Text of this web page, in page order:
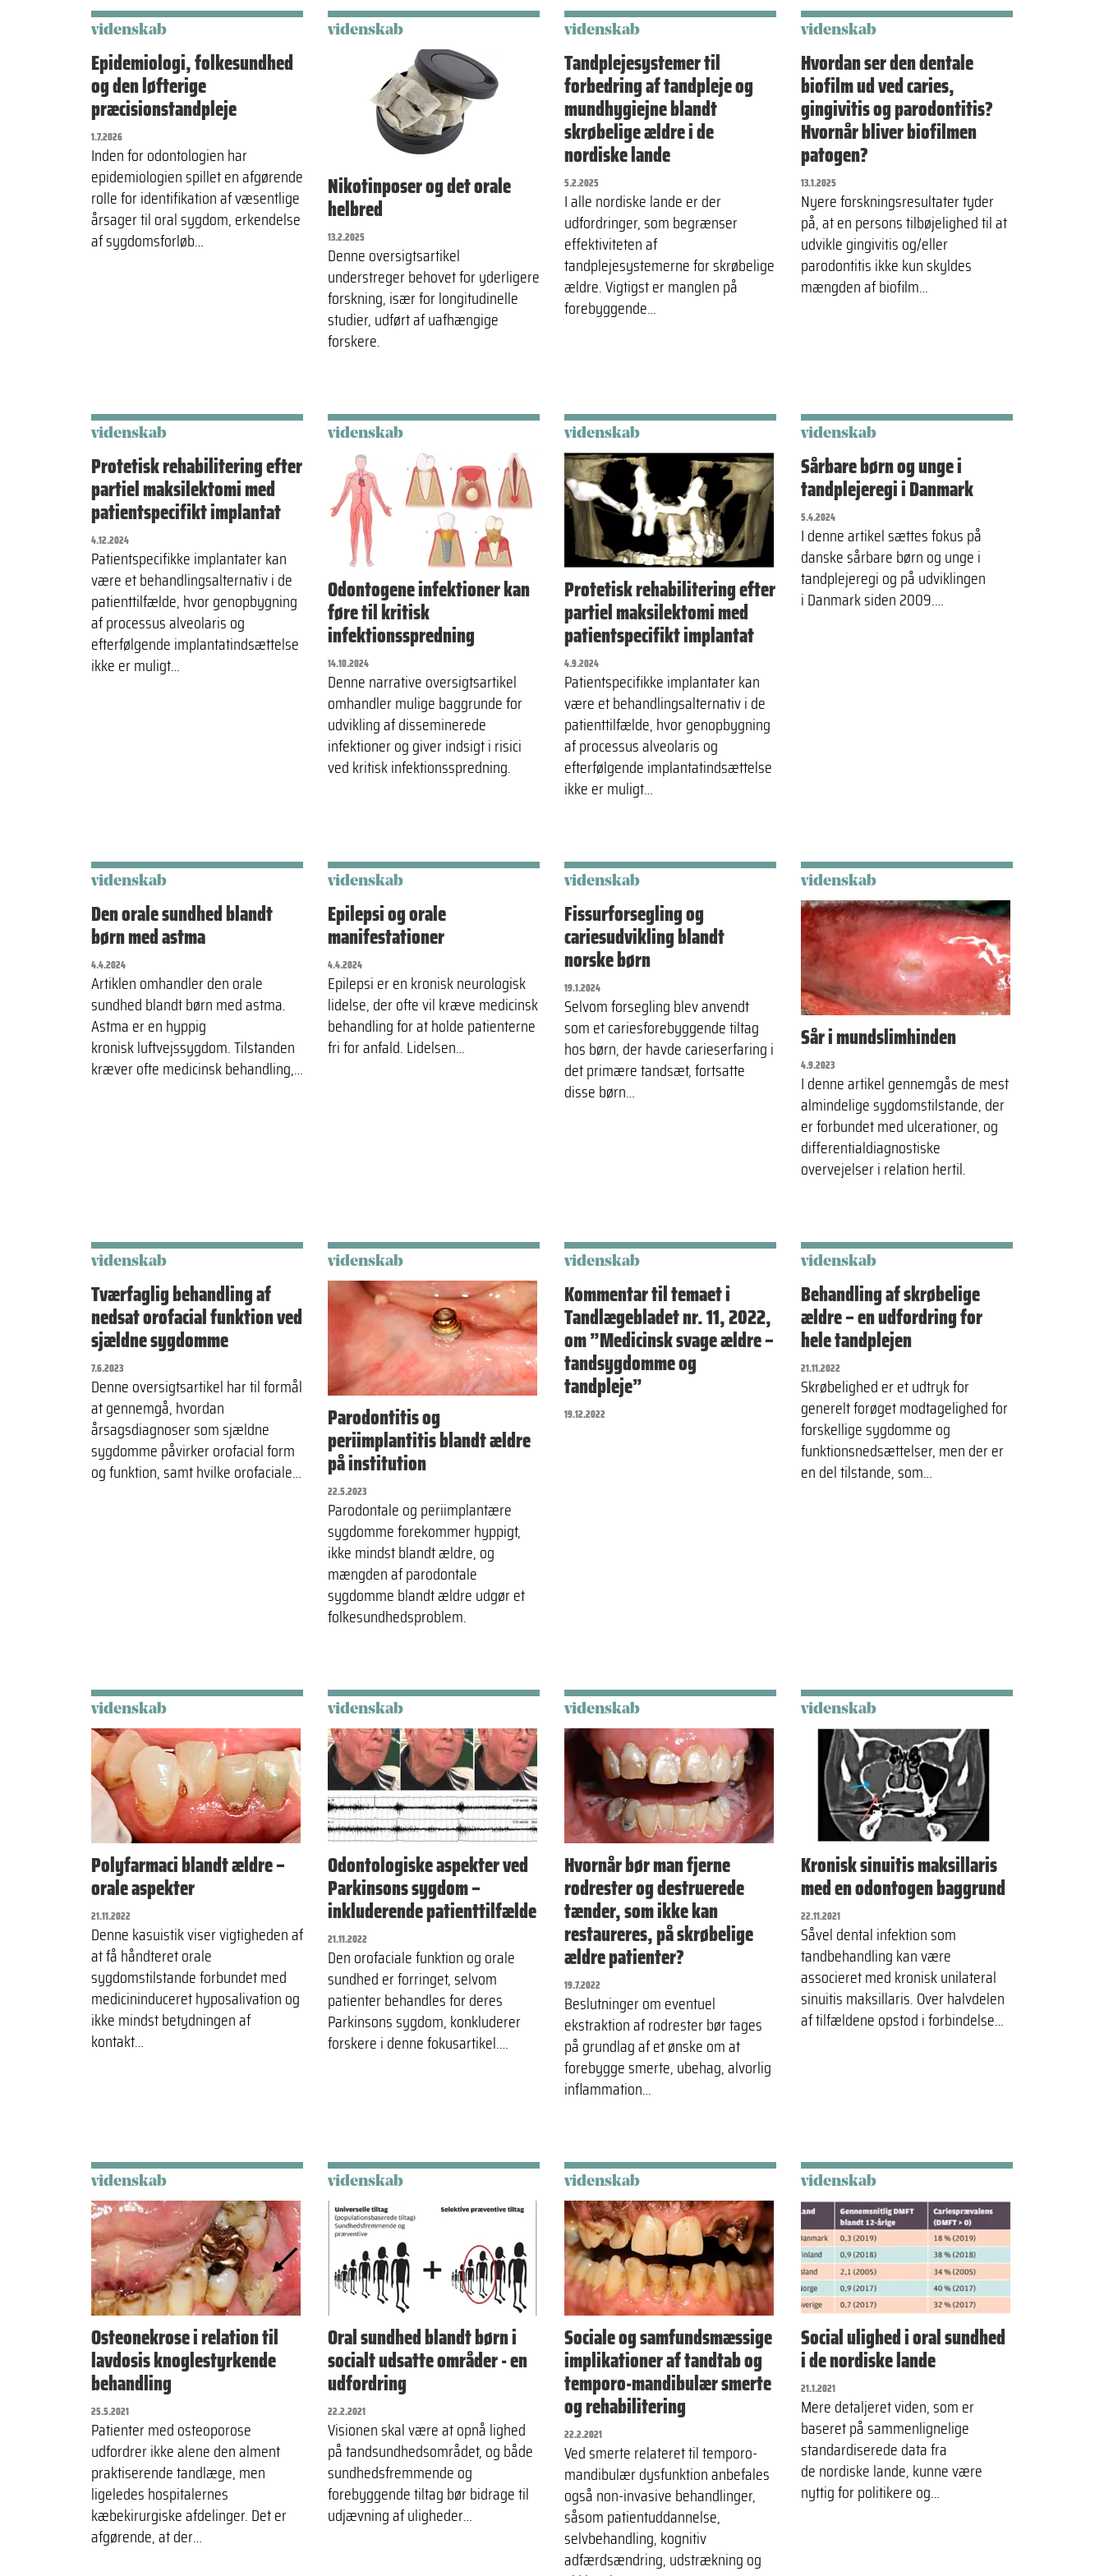
videnskab
Epidemiologi, folkesundhed
og den løfterige
præcisionstandpleje
1.7.2026
Inden for odontologien har
epidemiologien spillet en afgørende
rolle for identifikation af væsentlige
årsager til oral sygdom, erkendelse
af sygdomsforløb…
videnskab
Nikotinposer og det orale
helbred
13.2.2025
Denne oversigtsartikel
understreger behovet for yderligere
forskning, især for longitudinelle
studier, udført af uafhængige
forskere.
videnskab
Tandplejesystemer til
forbedring af tandpleje og
mundhygiejne blandt
skrøbelige ældre i de
nordiske lande
5.2.2025
I alle nordiske lande er der
udfordringer, som begrænser
effektiviteten af
tandplejesystemerne for skrøbelige
ældre. Vigtigst er manglen på
forebyggende…
videnskab
Hvordan ser den dentale
biofilm ud ved caries,
gingivitis og parodontitis?
Hvornår bliver biofilmen
patogen?
13.1.2025
Nyere forskningsresultater tyder
på, at en persons tilbøjelighed til at
udvikle gingivitis og/eller
parodontitis ikke kun skyldes
mængden af biofilm…
videnskab
Protetisk rehabilitering efter
partiel maksilektomi med
patientspecifikt implantat
4.12.2024
Patientspecifikke implantater kan
være et behandlingsalternativ i de
patienttilfælde, hvor genopbygning
af processus alveolaris og
efterfølgende implantatindsættelse
ikke er muligt…
videnskab
Odontogene infektioner kan
føre til kritisk
infektionsspredning
14.10.2024
Denne narrative oversigtsartikel
omhandler mulige baggrunde for
udvikling af disseminerede
infektioner og giver indsigt i risici
ved kritisk infektionsspredning.
videnskab
Protetisk rehabilitering efter
partiel maksilektomi med
patientspecifikt implantat
4.9.2024
Patientspecifikke implantater kan
være et behandlingsalternativ i de
patienttilfælde, hvor genopbygning
af processus alveolaris og
efterfølgende implantatindsættelse
ikke er muligt…
videnskab
Sårbare børn og unge i
tandplejeregi i Danmark
5.4.2024
I denne artikel sættes fokus på
danske sårbare børn og unge i
tandplejeregi og på udviklingen
i Danmark siden 2009.…
videnskab
Den orale sundhed blandt
børn med astma
4.4.2024
Artiklen omhandler den orale
sundhed blandt børn med astma.
Astma er en hyppig
kronisk luftvejssygdom. Tilstanden
kræver ofte medicinsk behandling,…
videnskab
Epilepsi og orale
manifestationer
4.4.2024
Epilepsi er en kronisk neurologisk
lidelse, der ofte vil kræve medicinsk
behandling for at holde patienterne
fri for anfald. Lidelsen…
videnskab
Fissurforsegling og
cariesudvikling blandt
norske børn
19.1.2024
Selvom forsegling blev anvendt
som et cariesforebyggende tiltag
hos børn, der havde carieserfaring i
det primære tandsæt, fortsatte
disse børn…
videnskab
Sår i mundslimhinden
4.9.2023
I denne artikel gennemgås de mest
almindelige sygdomstilstande, der
er forbundet med ulcerationer, og
differentialdiagnostiske
overvejelser i relation hertil.
videnskab
Tværfaglig behandling af
nedsat orofacial funktion ved
sjældne sygdomme
7.6.2023
Denne oversigtsartikel har til formål
at gennemgå, hvordan
årsagsdiagnoser som sjældne
sygdomme påvirker orofacial form
og funktion, samt hvilke orofaciale…
videnskab
Parodontitis og
periimplantitis blandt ældre
på institution
22.5.2023
Parodontale og periimplantære
sygdomme forekommer hyppigt,
ikke mindst blandt ældre, og
mængden af parodontale
sygdomme blandt ældre udgør et
folkesundhedsproblem.
videnskab
Kommentar til temaet i
Tandlægebladet nr. 11, 2022,
om ”Medicinsk svage ældre –
tandsygdomme og
tandpleje”
19.12.2022
videnskab
Behandling af skrøbelige
ældre – en udfordring for
hele tandplejen
21.11.2022
Skrøbelighed er et udtryk for
generelt forøget modtagelighed for
forskellige sygdomme og
funktionsnedsættelser, men der er
en del tilstande, som…
videnskab
Polyfarmaci blandt ældre –
orale aspekter
21.11.2022
Denne kasuistik viser vigtigheden af
at få håndteret orale
sygdomstilstande forbundet med
medicininduceret hyposalivation og
ikke mindst betydningen af
kontakt…
videnskab
Odontologiske aspekter ved
Parkinsons sygdom –
inkluderende patienttilfælde
21.11.2022
Den orofaciale funktion og orale
sundhed er forringet, selvom
patienter behandles for deres
Parkinsons sygdom, konkluderer
forskere i denne fokusartikel.…
videnskab
Hvornår bør man fjerne
rodrester og destruerede
tænder, som ikke kan
restaureres, på skrøbelige
ældre patienter?
19.7.2022
Beslutninger om eventuel
ekstraktion af rodrester bør tages
på grundlag af et ønske om at
forebygge smerte, ubehag, alvorlig
inflammation…
videnskab
Kronisk sinuitis maksillaris
med en odontogen baggrund
22.11.2021
Såvel dental infektion som
tandbehandling kan være
associeret med kronisk unilateral
sinuitis maksillaris. Over halvdelen
af tilfældene opstod i forbindelse…
videnskab
Osteonekrose i relation til
lavdosis knoglestyrkende
behandling
25.5.2021
Patienter med osteoporose
udfordrer ikke alene den alment
praktiserende tandlæge, men
ligeledes hospitalernes
kæbekirurgiske afdelinger. Det er
afgørende, at der…
videnskab
Oral sundhed blandt børn i
socialt udsatte områder - en
udfordring
22.2.2021
Visionen skal være at opnå lighed
på tandsundhedsområdet, og både
sundhedsfremmende og
forebyggende tiltag bør bidrage til
udjævning af uligheder…
videnskab
Sociale og samfundsmæssige
implikationer af tandtab og
temporo-mandibulær smerte
og rehabilitering
22.2.2021
Ved smerte relateret til temporo-
mandibulær dysfunktion anbefales
også non-invasive behandlinger,
såsom patientuddannelse,
selvbehandling, kognitiv
adfærdsændring, udstrækning og
videnskab
Social ulighed i oral sundhed
i de nordiske lande
21.1.2021
Mere detaljeret viden, som er
baseret på sammenlignelige
standardiserede data fra
de nordiske lande, kunne være
nyttig for politikere og…